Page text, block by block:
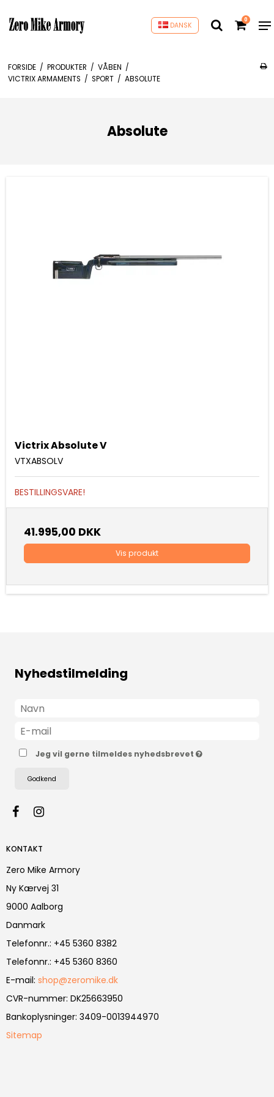
DANSK
0
FORSIDE / PRODUKTER / VÅBEN /
VICTRIX ARMAMENTS / SPORT / ABSOLUTE
Absolute
Victrix Absolute V
VTXABSOLV
BESTILLINGSVARE!
41.995,00 DKK
Vis produkt
Nyhedstilmelding
Jeg vil gerne tilmeldes nyhedsbrevet
Godkend
KONTAKT
Zero Mike Armory
Ny Kærvej 31
9000 Aalborg
Danmark
Telefonnr.: +45 5360 8382
Telefonnr.: +45 5360 8360
E-mail: shop@zeromike.dk
CVR-nummer: DK25663950
Bankoplysninger: 3409-0013944970
Sitemap